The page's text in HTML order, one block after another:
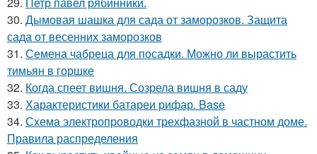
30. Дымовая шашка для сада от заморозков. Защита
сада от весенних заморозков
31. Семена чабреца для посадки. Можно ли вырастить
тимьян в горшке
32. Когда спеет вишня. Созрела вишня в саду
33. Характеристики батареи рифар. Base
34. Схема электропроводки трехфазной в частном доме.
Правила распределения